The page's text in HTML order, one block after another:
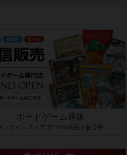
ボードゲーム通販
オンラインストアで7,500商品を販売中